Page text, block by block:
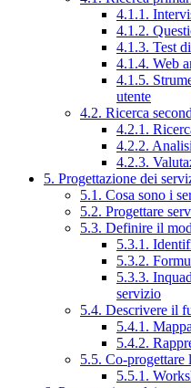
4.1.1.
4.1.2.
4.1.3. Test
4.1.4. Web
4.1.5.
utente
4.2. Ricerca
4.2.1.
4.2.2.
4.2.3.
5. Progettazione dei
5.1. Cosa sono i
5.2. Progettare
5.3. Definire il
5.3.1.
5.3.2.
5.3.3.
servizio
5.4. Descrivere il
5.4.1.
5.4.2.
5.5. Co-progettare
5.5.1.